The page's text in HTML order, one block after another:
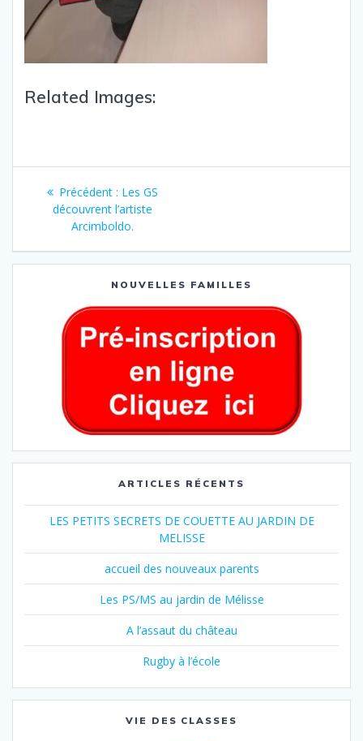
Related Images:
Précédent : Les GS
découvrent l’artiste
Arcimboldo.
NOUVELLES FAMILLES
ARTICLES RÉCENTS
LES PETITS SECRETS DE COUETTE AU JARDIN DE
MELISSE
accueil des nouveaux parents
Les PS/MS au jardin de Mélisse
A l’assaut du château
Rugby à l’école
VIE DES CLASSES